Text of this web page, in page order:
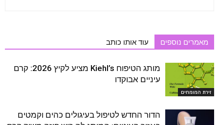
מאמרים נוספים עוד אותו כותב
זירת המומחים
מותג הטיפוח Kiehl’s מציע לקיץ 2026: קרם
עיניים אבוקדו
הדור החדש לטיפול בעיגולים כהים וקמטים